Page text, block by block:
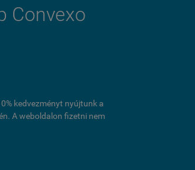
Convexo
kedvezményt nyújtunk a
A weboldalon fizetni nem